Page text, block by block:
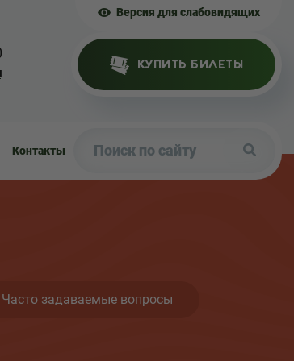
Версия для слабовидящих
КУПИТЬ БИЛЕТЫ
Контакты
Часто задаваемые вопросы